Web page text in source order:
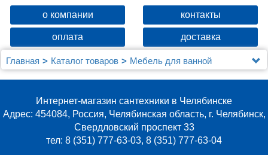
о компании контакты
оплата доставка
Главная Каталог товаров
Мебель для ванной
Зеркальные шкафы
Интернет-магазин сантехники в Челябинске
Адрес: 454084, Россия, Челябинская область, г. Челябинск,
Свердловский проспект 33
тел: 8 (351) 777-63-03, 8 (351) 777-63-04